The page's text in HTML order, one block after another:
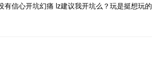
信心开坑幻痛 lz建议我开坑么？玩是挺想玩的